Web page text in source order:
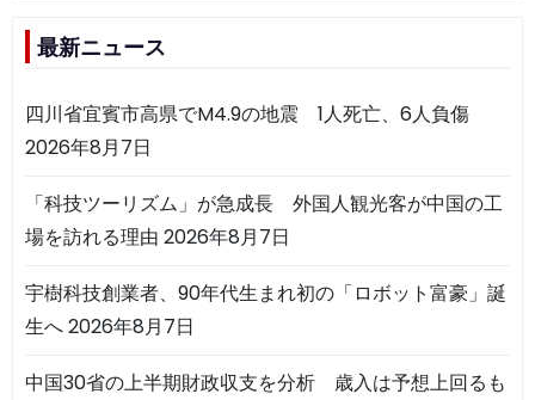
最新ニュース
四川省宜賓市高県でM4.9の地震 1人死亡、6人負傷
2026年8月7日
「科技ツーリズム」が急成長 外国人観光客が中国の工
場を訪れる理由 2026年8月7日
宇樹科技創業者、90年代生まれ初の「ロボット富豪」誕
生へ2026年8月7日
中国30省の上半期財政収支を分析 歳入は予想上回るも